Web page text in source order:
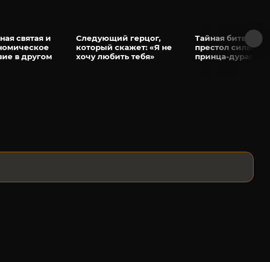
святая и
в другом
Следующий герцог,
который скажет: «Я не
хочу любить тебя»
Тайная битва за
престол
принца-дуралея